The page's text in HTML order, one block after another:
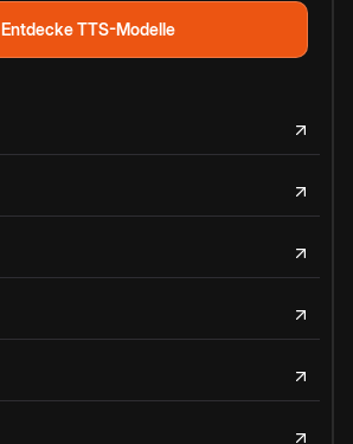
Entdecke TTS-Modelle